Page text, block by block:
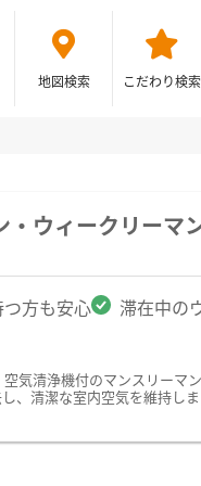
地図検索 こだわり検索
ウィークリーマ
方も安心 滞在中の
気清浄機付のマンスリーマ
清潔な室内空気を維持し